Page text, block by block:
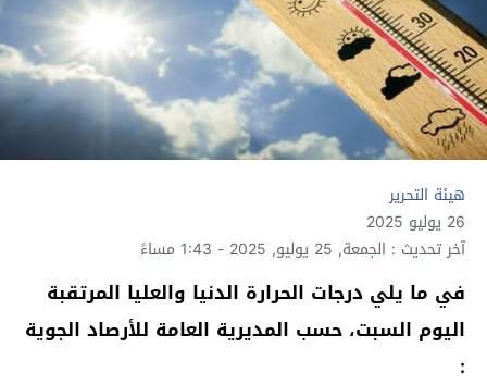
هيئة التحرير
26 يوليو 2025
آخر تحديث : الجمعة, 25 يوليو, 2025 - 1:43 مساءً
في ما يلي درجات الحرارة الدنيا والعليا المرتقبة
اليوم السبت، حسب المديرية العامة للأرصاد الجوية
: